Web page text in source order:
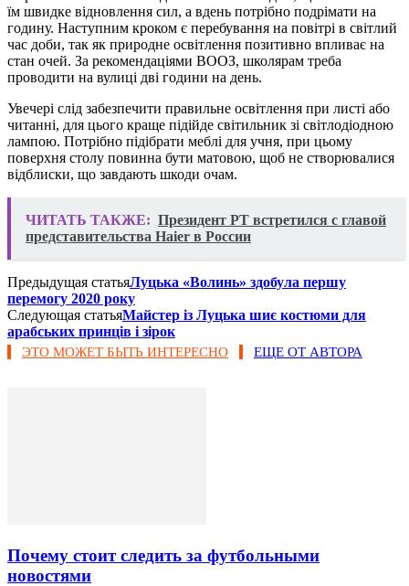
їм швидке відновлення сил, а вдень потрібно подрімати на
годину. Наступним кроком є перебування на повітрі в світлий
час доби, так як природне освітлення позитивно впливає на
стан очей. За рекомендаціями ВООЗ, школярам треба
проводити на вулиці дві години на день.
Увечері слід забезпечити правильне освітлення при листі або
читанні, для цього краще підійде світильник зі світлодіодною
лампою. Потрібно підібрати меблі для учня, при цьому
поверхня столу повинна бути матовою, щоб не створювалися
відблиски, що завдають шкоди очам.
ЧИТАТЬ ТАКЖЕ: Президент РТ встретился с главой
представительства Haier в России
Предыдущая статьяЛуцька «Волинь» здобула першу
перемогу 2020 року
Следующая статьяМайстер із Луцька шиє костюми для
арабських принців і зірок
ЭТО МОЖЕТ БЫТЬ ИНТЕРЕСНО ЕЩЕ ОТ АВТОРА
Почему стоит следить за футбольными
новостями